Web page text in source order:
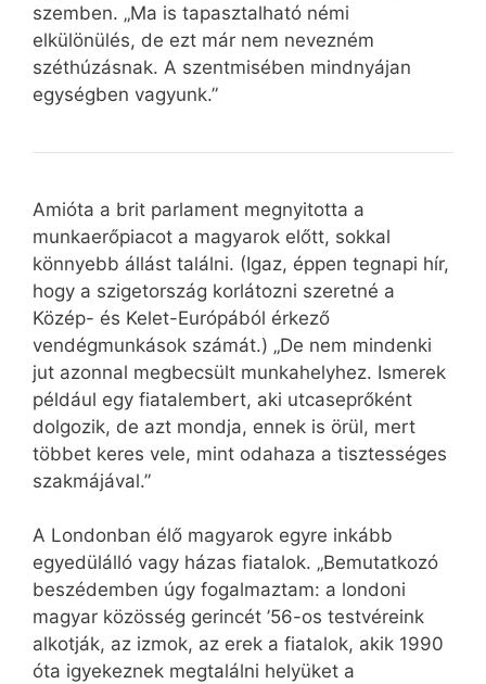
szemben. „Ma is tapasztalható némi
elkülönülés, de ezt már nem nevezném
széthúzásnak. A szentmisében mindnyájan
egységben vagyunk.”
Amióta a brit parlament megnyitotta a
munkaerőpiacot a magyarok előtt, sokkal
könnyebb állást találni. (Igaz, éppen tegnapi hír,
hogy a szigetország korlátozni szeretné a
Közép- és Kelet-Európából érkező
vendégmunkások számát.) „De nem mindenki
jut azonnal megbecsült munkahelyhez. Ismerek
például egy fiatalembert, aki utcaseprőként
dolgozik, de azt mondja, ennek is örül, mert
többet keres vele, mint odahaza a tisztességes
szakmájával.”
A Londonban élő magyarok egyre inkább
egyedülálló vagy házas fiatalok. „Bemutatkozó
beszédemben úgy fogalmaztam: a londoni
magyar közösség gerincét ’56-os testvéreink
alkotják, az izmok, az erek a fiatalok, akik 1990
óta igyekeznek megtalálni helyüket a